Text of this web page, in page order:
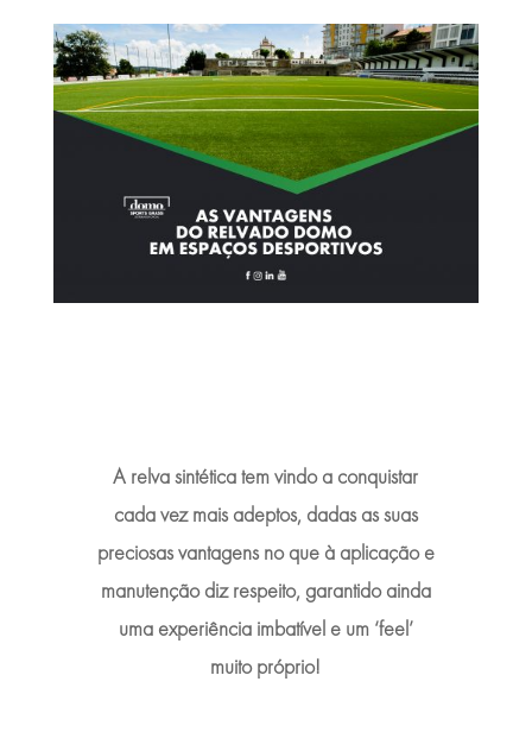
A relva sintética tem vindo a conquistar
cada vez mais adeptos, dadas as suas
preciosas vantagens no que à aplicação e
manutenção diz respeito, garantido ainda
uma experiência imbatível e um ‘feel’
muito próprio!